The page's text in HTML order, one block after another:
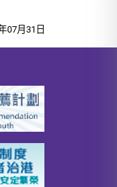
07月31日